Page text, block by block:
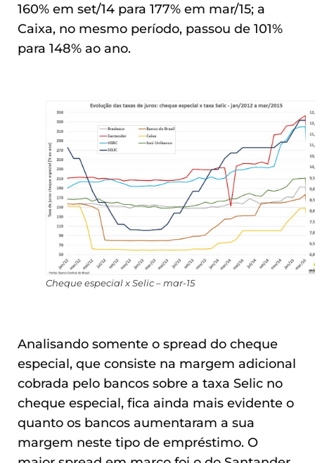
160% em set/14 para 177% em mar/15; a
Caixa, no mesmo período, passou de 101%
para 148% ao ano.
Cheque especial x Selic – mar-15
Analisando somente o spread do cheque
especial, que consiste na margem adicional
cobrada pelo bancos sobre a taxa Selic no
cheque especial, fica ainda mais evidente o
quanto os bancos aumentaram a sua
margem neste tipo de empréstimo. O